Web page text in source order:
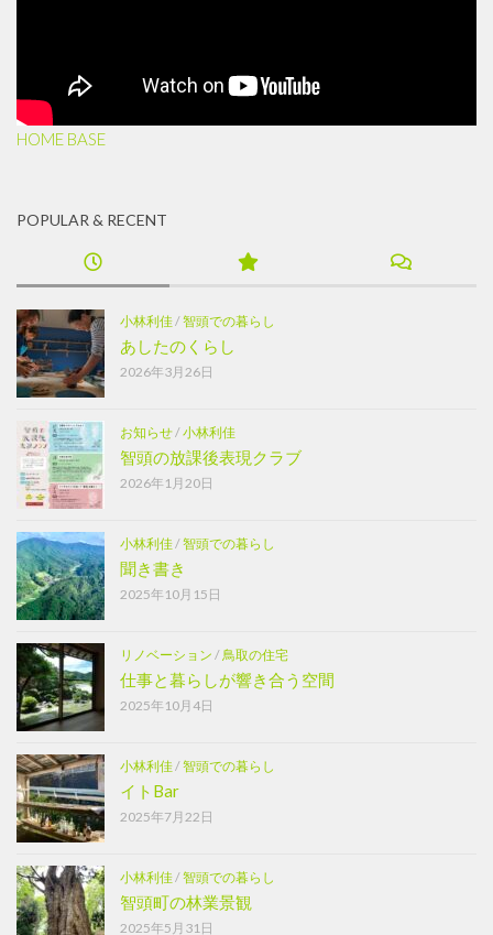
HOME BASE
POPULAR & RECENT
小林利佳/智頭での暮らし
あしたのくらし
2026年3月26日
お知らせ/小林利佳
智頭の放課後表現クラブ
2026年1月20日
小林利佳/智頭での暮らし
聞き書き
2025年10月15日
リノベーション /鳥取の住宅
仕事と暮らしが響き合う空間
2025年10月4日
小林利佳/智頭での暮らし
イトBar
2025年7月22日
小林利佳/智頭での暮らし
智頭町の林業景観
2025年5月31日